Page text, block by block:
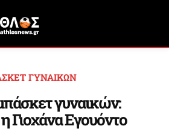
ΓΥΝΑΙΚΩΝ
γυναικών:
Γιοχάνα Εγουόντο